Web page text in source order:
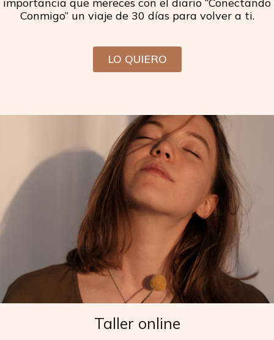
Conmigo” un viaje de 30 días para volver a ti.
LO QUIERO
Taller online